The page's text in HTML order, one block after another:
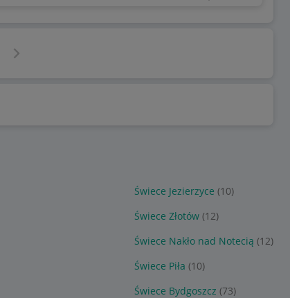
Następna strona
Świece Jezierzyce (10)
Świece Złotów (12)
Świece Nakło nad Notecią (12)
Świece Piła (10)
Świece Bydgoszcz (73)